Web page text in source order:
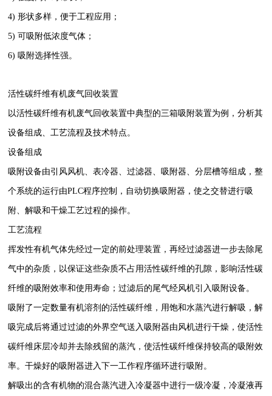
4) 形状多样，便于工程应用；
5) 可吸附低浓度气体；
6) 吸附选择性强。
活性碳纤维有机废气回收装置
以活性碳纤维有机废气回收装置中典型的三箱吸附装置为例，分析其
设备组成、工艺流程及技术特点。
设备组成
吸附设备由引风风机、表冷器、过滤器、吸附器、分层槽等组成，整
个系统的运行由PLC程序控制，自动切换吸附器，使之交替进行吸
附、解吸和干燥工艺过程的操作。
工艺流程
挥发性有机气体先经过一定的前处理装置，再经过滤器进一步去除尾
气中的杂质，以保证这些杂质不占用活性碳纤维的孔隙，影响活性碳
纤维的吸附效率和使用寿命；过滤后的尾气经风机引入吸附设备。
吸附了一定数量有机溶剂的活性碳纤维，用饱和水蒸汽进行解吸，解
吸完成后将通过过滤的外界空气送入吸附器由风机进行干燥，使活性
碳纤维床层冷却并去除残留的蒸汽，使活性碳纤维保持较高的吸附效
率。干燥好的吸附器进入下一工作程序循环进行吸附。
解吸出的含有机物的混合蒸汽进入冷凝器中进行一级冷凝，冷凝液再